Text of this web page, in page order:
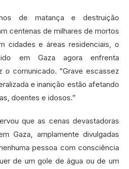
de matança e destruição
centenas de milhares de mortos
cidades e áreas residenciais, o
em Gaza agora enfrenta
o comunicado. “Grave escassez
e inanição estão afetando
doentes e idosos.”
que as cenas devastadoras
Gaza, amplamente divulgadas
pessoa com consciência
de um gole de água ou de um